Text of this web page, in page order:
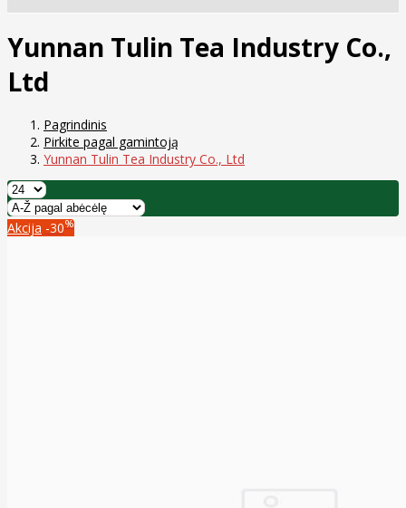
Yunnan Tulin Tea Industry Co.,
Ltd
Pagrindinis
Pirkite pagal gamintoją
Yunnan Tulin Tea Industry Co., Ltd
Akcija -30%